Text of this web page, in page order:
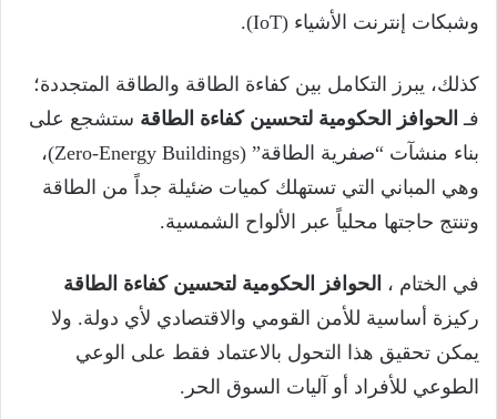
وشبكات إنترنت الأشياء (IoT).
كذلك، يبرز التكامل بين كفاءة الطاقة والطاقة المتجددة؛
فـ الحوافز الحكومية لتحسين كفاءة الطاقة ستشجع على
بناء منشآت “صفرية الطاقة” (Zero-Energy Buildings)،
وهي المباني التي تستهلك كميات ضئيلة جداً من الطاقة
وتنتج حاجتها محلياً عبر الألواح الشمسية.
في الختام ، الحوافز الحكومية لتحسين كفاءة الطاقة
ركيزة أساسية للأمن القومي والاقتصادي لأي دولة. ولا
يمكن تحقيق هذا التحول بالاعتماد فقط على الوعي
الطوعي للأفراد أو آليات السوق الحر.